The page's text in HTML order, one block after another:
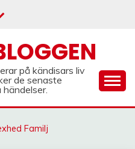
på kändisars liv
de senaste
Familj